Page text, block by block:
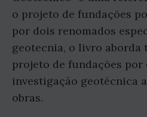
o projeto de fundações
por dois renomados
geotecnia, o livro aborda
projeto de fundações por
investigação geotécnica
obras.